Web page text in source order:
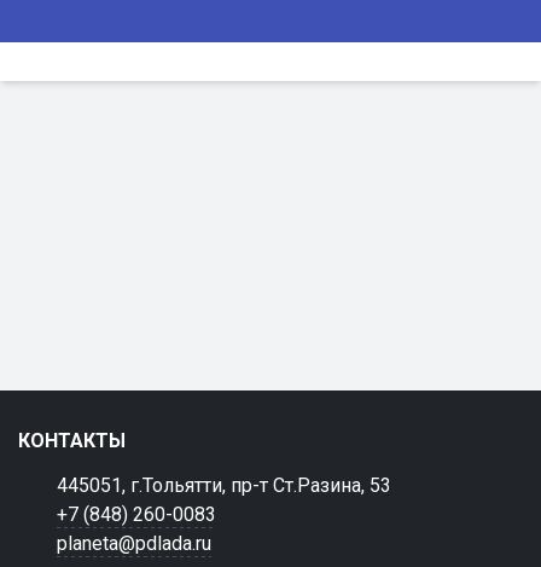
КОНТАКТЫ
445051, г.Тольятти, пр-т Ст.Разина, 53
+7 (848) 260-0083
planeta@pdlada.ru